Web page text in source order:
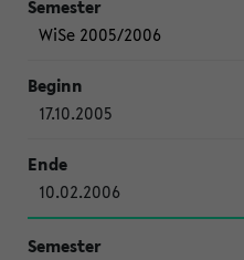
WiSe 2005/2006
17.10.2005
10.02.2006